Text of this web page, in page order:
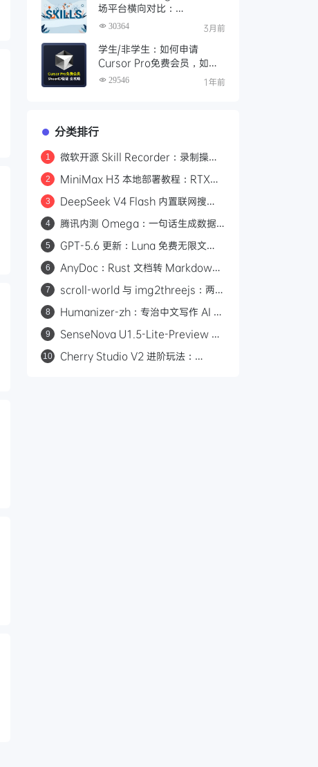
场平台横向对比：
Clawhub、Skillsmp、
30364 3月前
学生/非学生：如何申请
Cursor Pro免费会员，如何
通过SheerID验证快速激活全
29546 1年前
分类排行
1
微软开源 Skill Recorder：录制操作
2
MiniMax H3 本地部署教程：RTX
3
DeepSeek V4 Flash 内置联网搜
web_search，Codex 可直接调用
4
腾讯内测 Omega：一句话生成数据
5
GPT-5.6 更新：Luna 免费无限文
6
AnyDoc：Rust 文档转 Markdown
7
scroll-world 与 img2threejs：两个
做网页和 3D 模型
8
Humanizer-zh：专治中文写作 AI 味
9
SenseNova U1.5-Lite-Preview 开
4K 图像生成与编辑
10
Cherry Studio V2 进阶玩法：